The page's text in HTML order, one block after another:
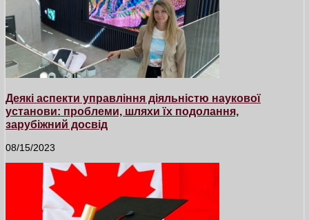
Деякі аспекти управління діяльністю наукової
установи: проблеми, шляхи їх подолання,
зарубіжний досвід
08/15/2023